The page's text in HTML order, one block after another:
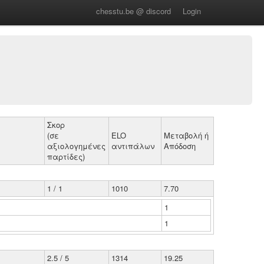
chesstu.be @ discord Login
Σκορ
(σε
αξιολογημένες
παρτίδες)
ELO
αντιπάλων
Μεταβολή ή
Απόδοση
1 / 1 1010
7.70
1
1
2.5 / 5 1314 19.25